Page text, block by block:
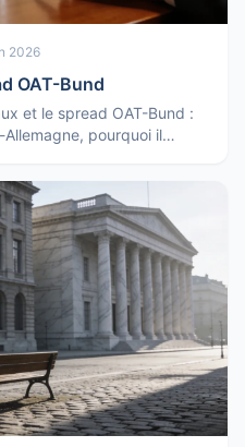
2026
OAT-Bund
et le spread OAT-Bund :
pourquoi il